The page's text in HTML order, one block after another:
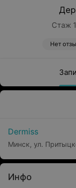
Стаж
Нет
Dermiss
Минск, ул.
Инфо